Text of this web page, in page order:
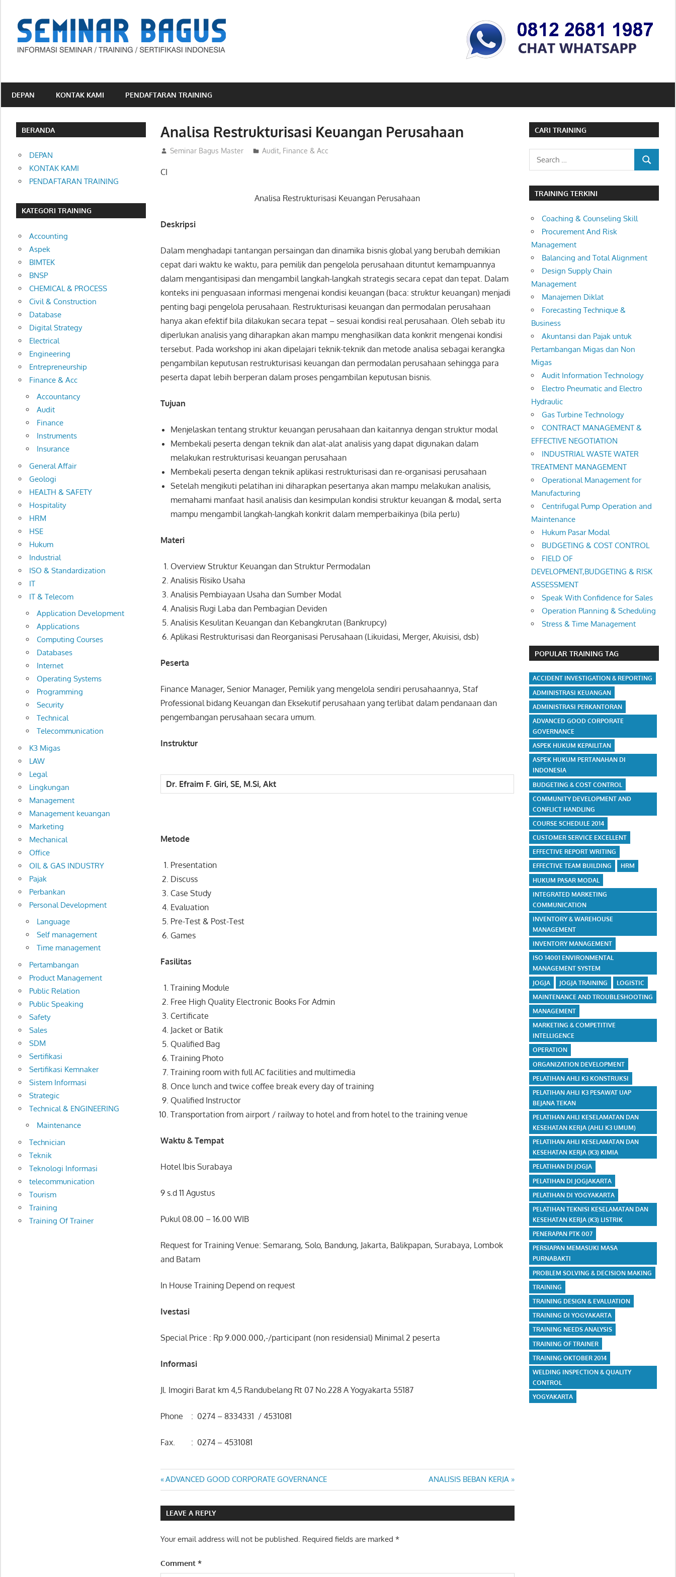
content
Indonesia
DEPAN KONTAK KAMI PENDAFTARAN TRAINING
Analisa Restrukturisasi Keuangan Perusahaan
07/08/2012
Seminar Bagus Master Audit, Finance & Acc
CI
Analisa Restrukturisasi Keuangan Perusahaan
Deskripsi
Dalam menghadapi tantangan persaingan dan dinamika bisnis global yang berubah demikian
cepat dari waktu ke waktu, para pemilik dan pengelola perusahaan dituntut kemampuannya
dalam mengantisipasi dan mengambil langkah-langkah strategis secara cepat dan tepat. Dalam
konteks ini penguasaan informasi mengenai kondisi keuangan (baca: struktur keuangan) menjadi
penting bagi pengelola perusahaan. Restrukturisasi keuangan dan permodalan perusahaan
hanya akan efektif bila dilakukan secara tepat – sesuai kondisi real perusahaan. Oleh sebab itu
diperlukan analisis yang diharapkan akan mampu menghasilkan data konkrit mengenai kondisi
tersebut. Pada workshop ini akan dipelajari teknik-teknik dan metode analisa sebagai kerangka
pengambilan keputusan restrukturisasi keuangan dan permodalan perusahaan sehingga para
peserta dapat lebih berperan dalam proses pengambilan keputusan bisnis.
Tujuan
Menjelaskan tentang struktur keuangan perusahaan dan kaitannya dengan struktur modal
Membekali peserta dengan teknik dan alat-alat analisis yang dapat digunakan dalam
melakukan restrukturisasi keuangan perusahaan
Membekali peserta dengan teknik aplikasi restrukturisasi dan re-organisasi perusahaan
Setelah mengikuti pelatihan ini diharapkan pesertanya akan mampu melakukan analisis,
memahami manfaat hasil analisis dan kesimpulan kondisi struktur keuangan & modal, serta
mampu mengambil langkah-langkah konkrit dalam memperbaikinya (bila perlu)
Materi
Overview Struktur Keuangan dan Struktur Permodalan
Analisis Risiko Usaha
Analisis Pembiayaan Usaha dan Sumber Modal
Analisis Rugi Laba dan Pembagian Deviden
Analisis Kesulitan Keuangan dan Kebangkrutan (Bankrupcy)
Aplikasi Restrukturisasi dan Reorganisasi Perusahaan (Likuidasi, Merger, Akuisisi, dsb)
Peserta
Finance Manager, Senior Manager, Pemilik yang mengelola sendiri perusahaannya, Staf
Professional bidang Keuangan dan Eksekutif perusahaan yang terlibat dalam pendanaan dan
pengembangan perusahaan secara umum.
Instruktur
Dr. Efraim F. Giri, SE, M.Si, Akt
Metode
Presentation
Discuss
Case Study
Evaluation
Pre-Test & Post-Test
Games
Fasilitas
Training Module
Free High Quality Electronic Books For Admin
Certificate
Jacket or Batik
Qualified Bag
Training Photo
Training room with full AC facilities and multimedia
Once lunch and twice coffee break every day of training
Qualified Instructor
Transportation from airport / railway to hotel and from hotel to the training venue
Waktu & Tempat
Hotel Ibis Surabaya
9 s.d 11 Agustus
Pukul 08.00 – 16.00 WIB
Request for Training Venue: Semarang, Solo, Bandung, Jakarta, Balikpapan, Surabaya, Lombok
and Batam
In House Training Depend on request
Ivestasi
Special Price : Rp 9.000.000,-/participant (non residensial) Minimal 2 peserta
Informasi
Jl. Imogiri Barat km 4,5 Randubelang Rt 07 No.228 A Yogyakarta 55187
Phone : 0274 – 8334331 / 4531081
Fax. : 0274 – 4531081
ANALISA
PERUSAHAAN
Post
navigation
Previous
Post:
ADVANCED GOOD CORPORATE GOVERNANCE
Next
Post:
ANALISIS BEBAN KERJA
LEAVE A REPLY
Your email address will not be published. Required fields are marked*
Comment*
BERANDA
DEPAN
KONTAK KAMI
PENDAFTARAN TRAINING
KATEGORI TRAINING
Accounting
Aspek
BIMTEK
BNSP
CHEMICAL & PROCESS
Civil & Construction
Database
Digital Strategy
Electrical
Engineering
Entrepreneurship
Finance & Acc
Accountancy
Audit
Finance
Instruments
Insurance
General Affair
Geologi
HEALTH & SAFETY
Hospitality
HRM
HSE
Hukum
Industrial
ISO & Standardization
IT
IT & Telecom
Application Development
Applications
Computing Courses
Databases
Internet
Operating Systems
Programming
Security
Technical
Telecommunication
K3 Migas
LAW
Legal
Lingkungan
Management
Management keuangan
Marketing
Mechanical
Office
OIL & GAS INDUSTRY
Pajak
Perbankan
Personal Development
Language
Self management
Time management
Pertambangan
Product Management
Public Relation
Public Speaking
Safety
Sales
SDM
Sertifikasi
Sertifikasi Kemnaker
Sistem Informasi
Strategic
Technical & ENGINEERING
Maintenance
Technician
Teknik
Teknologi Informasi
telecommunication
Tourism
Training
Training Of Trainer
CARI TRAINING
Search
for:
SEARCH
TRAINING TERKINI
Coaching & Counseling Skill
Procurement And Risk
Management
Balancing and Total Alignment
Design Supply Chain
Management
Manajemen Diklat
Forecasting Technique &
Business
Akuntansi dan Pajak untuk
Pertambangan Migas dan Non
Migas
Audit Information Technology
Electro Pneumatic and Electro
Hydraulic
Gas Turbine Technology
CONTRACT MANAGEMENT &
EFFECTIVE NEGOTIATION
INDUSTRIAL WASTE WATER
TREATMENT MANAGEMENT
Operational Management for
Manufacturing
Centrifugal Pump Operation and
Maintenance
Hukum Pasar Modal
BUDGETING & COST CONTROL
FIELD OF
DEVELOPMENT,BUDGETING & RISK
ASSESSMENT
Speak With Confidence for Sales
Operation Planning & Scheduling
Stress & Time Management
POPULAR TRAINING TAG
ACCIDENT INVESTIGATION & REPORTING
ADMINISTRASI KEUANGAN
ADMINISTRASI PERKANTORAN
ADVANCED GOOD CORPORATE
GOVERNANCE
ASPEK HUKUM KEPAILITAN
ASPEK HUKUM PERTANAHAN DI
INDONESIA
BUDGETING & COST CONTROL
COMMUNITY DEVELOPMENT AND
CONFLICT HANDLING
COURSE SCHEDULE 2014
CUSTOMER SERVICE EXCELLENT
EFFECTIVE REPORT WRITING
EFFECTIVE TEAM BUILDING
HRM
HUKUM PASAR MODAL
INTEGRATED MARKETING
COMMUNICATION
INVENTORY & WAREHOUSE
MANAGEMENT
INVENTORY MANAGEMENT
ISO 14001 ENVIRONMENTAL
MANAGEMENT SYSTEM
JOGJA
JOGJA TRAINING
LOGISTIC
MAINTENANCE AND TROUBLESHOOTING
MANAGEMENT
MARKETING & COMPETITIVE
INTELLIGENCE
OPERATION
ORGANIZATION DEVELOPMENT
PELATIHAN AHLI K3 KONSTRUKSI
PELATIHAN AHLI K3 PESAWAT UAP
BEJANA TEKAN
PELATIHAN AHLI KESELAMATAN DAN
KESEHATAN KERJA (AHLI K3 UMUM)
PELATIHAN AHLI KESELAMATAN DAN
KESEHATAN KERJA (K3) KIMIA
PELATIHAN DI JOGJA
PELATIHAN DI JOGJAKARTA
PELATIHAN DI YOGYAKARTA
PELATIHAN TEKNISI KESELAMATAN DAN
KESEHATAN KERJA (K3) LISTRIK
PENERAPAN PTK 007
PERSIAPAN MEMASUKI MASA
PURNABAKTI
PROBLEM SOLVING & DECISION MAKING
TRAINING
TRAINING DESIGN & EVALUATION
TRAINING DI YOGYAKARTA
TRAINING NEEDS ANALYSIS
TRAINING OF TRAINER
TRAINING OKTOBER 2014
WELDING INSPECTION & QUALITY
CONTROL
YOGYAKARTA